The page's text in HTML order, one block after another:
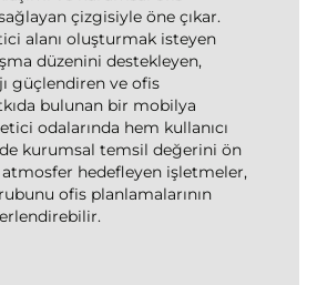
çizgisiyle öne çıkar.
alanı oluşturmak isteyen
düzenini destekleyen,
güçlendiren ve ofis
bulunan bir mobilya
odalarında hem kullanıcı
kurumsal temsil değerini ön
hedefleyen işletmeler,
ofis planlamalarının